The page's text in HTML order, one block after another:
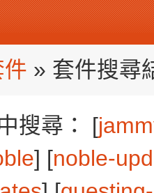
件 » 套件搜尋
搜尋： [
] [noble-